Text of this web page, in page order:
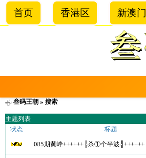
首页 香港区 新澳门
叁码王朝 » 搜索
主题列表
状态
标题
085期黄峰++++++╠杀①个半波╣++++++